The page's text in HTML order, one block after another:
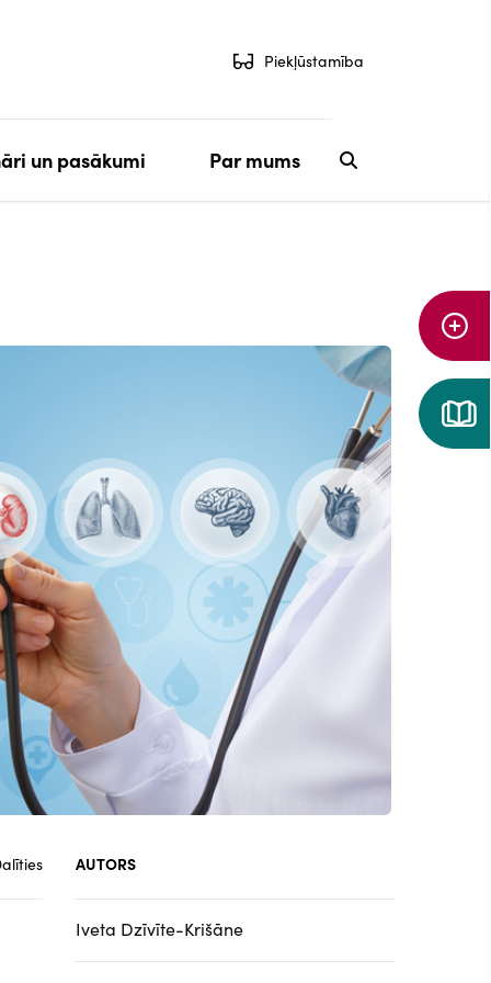
Piekļūstamība
un pasākumi Par mums
AUTORS
Iveta Dzīvīte-Krišāne